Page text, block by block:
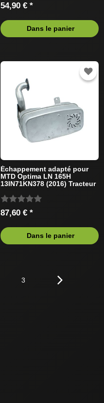
54,90 € *
Dans le panier
Échappement adapté pour
MTD Optima LN 165H
13IN71KN378 (2016) Tracteur
87,60 € *
Dans le panier
3